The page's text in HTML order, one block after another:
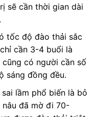
sẽ cần thời gian dài
tốc độ đào thải sắc
cần 3-4 buổi là
có người cần số
sáng đồng đều.
lầm phổ biến là bỏ
đã mờ đi 70-